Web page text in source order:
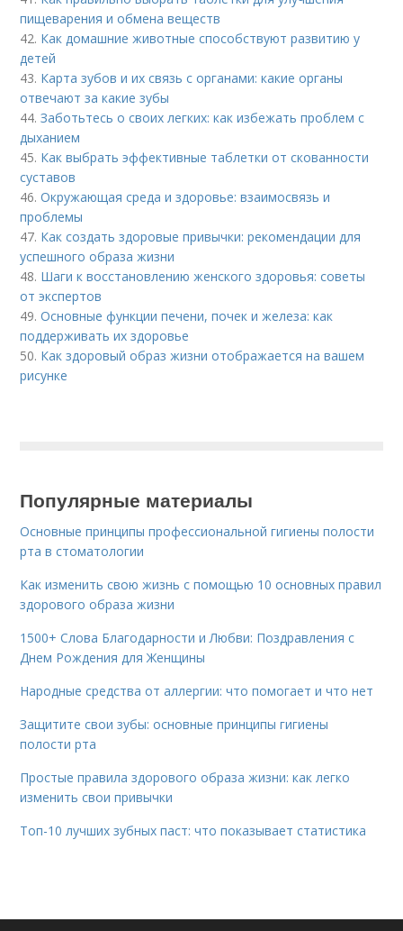
пищеварения и обмена веществ
42. Как домашние животные способствуют развитию у
детей
43. Карта зубов и их связь с органами: какие органы
отвечают за какие зубы
44.Заботьтесь о своих легких: как избежать проблем с
дыханием
45. Как выбрать эффективные таблетки от скованности
суставов
46.Окружающая среда и здоровье: взаимосвязь и
проблемы
47. Как создать здоровые привычки: рекомендации для
успешного образа жизни
48. Шаги к восстановлению женского здоровья: советы
от экспертов
49.Основные функции печени, почек и железа: как
поддерживать их здоровье
50. Как здоровый образ жизни отображается на вашем
рисунке
Популярные материалы
Основные принципы профессиональной гигиены полости
рта в стоматологии
Как изменить свою жизнь с помощью 10 основных правил
здорового образа жизни
1500+ Слова Благодарности и Любви: Поздравления с
Днем Рождения для Женщины
Народные средства от аллергии: что помогает и что нет
Защитите свои зубы: основные принципы гигиены
полости рта
Простые правила здорового образа жизни: как легко
изменить свои привычки
Топ-10 лучших зубных паст: что показывает статистика